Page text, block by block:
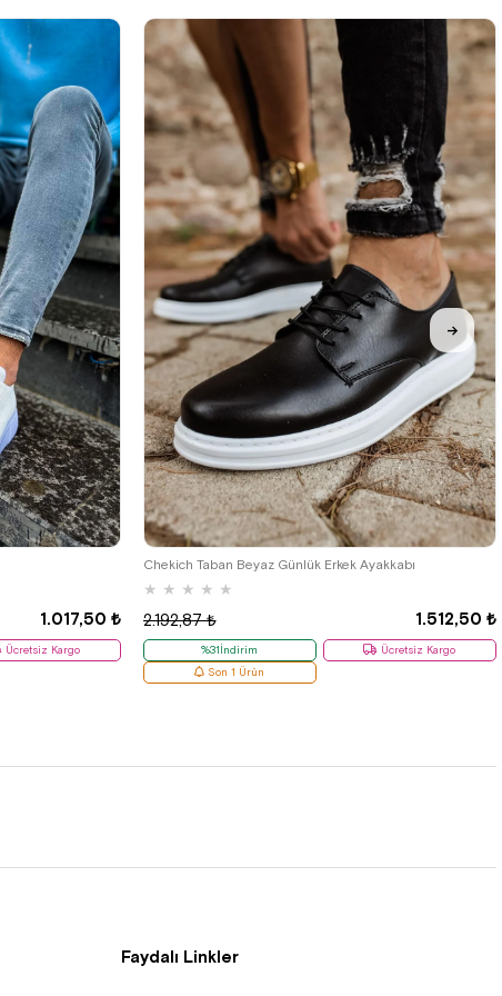
%31İndirim
Ücretsiz
Kargo
1.017,50 ₺
Ücretsiz Kargo
Chekich Taban Beyaz Günlük Erkek Ayakkabı
★ ★ ★ ★ ★
1.512,50 ₺
2.192,87 ₺
%31İndirim
Ücretsiz Kargo
Son 1 Ürün
38
Faydalı Linkler